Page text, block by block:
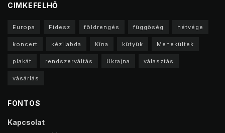
CIMKEFELHŐ
Europa Fidesz földrengés függőség hétvége
koncert kézilabda Kína kütyük Menekültek
plakát rendszerváltás Ukrajna választás
vásárlás
FONTOS
Kapcsolat